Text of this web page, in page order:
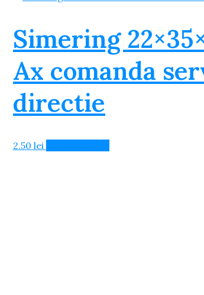
Simering
Ax comanda
directie
2.50 lei